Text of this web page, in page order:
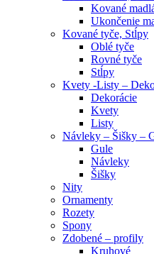
Kované
Ukončenie
Kované tyče, Stĺpy
Oblé tyče
Rovné tyče
Stĺpy
Kvety -Listy –
Dekorácie
Kvety
Listy
Návleky – Šišky –
Gule
Návleky
Šišky
Nity
Ornamenty
Rozety
Spony
Zdobené – profily
Kruhové